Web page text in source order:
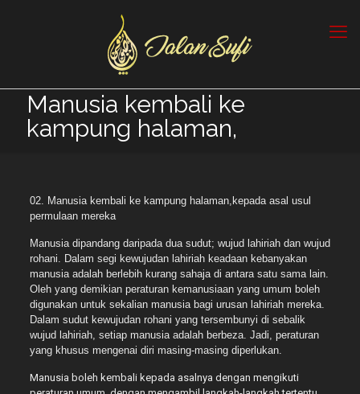
Manusia kembali ke
kampung halaman,
02. Manusia kembali ke kampung halaman,kepada asal usul
permulaan mereka
Manusia dipandang daripada dua sudut; wujud lahiriah dan wujud
rohani. Dalam segi kewujudan lahiriah keadaan kebanyakan
manusia adalah berlebih kurang sahaja di antara satu sama lain.
Oleh yang demikian peraturan kemanusiaan yang umum boleh
digunakan untuk sekalian manusia bagi urusan lahiriah mereka.
Dalam sudut kewujudan rohani yang tersembunyi di sebalik
wujud lahiriah, setiap manusia adalah berbeza. Jadi, peraturan
yang khusus mengenai diri masing-masing diperlukan.
Manusia boleh kembali kepada asalnya dengan mengikuti